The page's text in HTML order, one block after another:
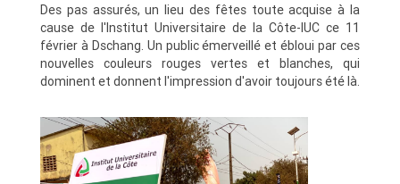
Des pas assurés, un lieu des fêtes toute acquise à la
cause de l'Institut Universitaire de la Côte-IUC ce 11
février à Dschang. Un public émerveillé et ébloui par ces
nouvelles couleurs rouges vertes et blanches, qui
dominent et donnent l'impression d'avoir toujours été là.